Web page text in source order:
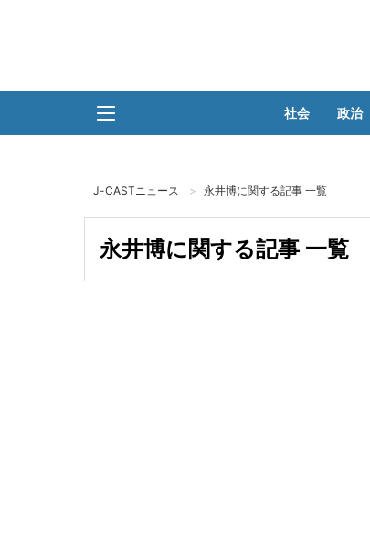
社会 政治
J-CASTニュース 永井博に関する記事 一覧
永井博に関する記事 一覧